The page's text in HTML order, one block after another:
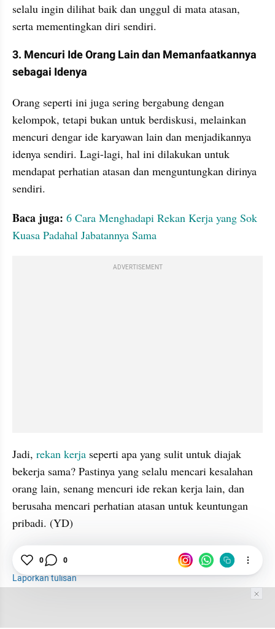
selalu ingin dilihat baik dan unggul di mata atasan,
serta mementingkan diri sendiri.
3. Mencuri Ide Orang Lain dan Memanfaatkannya
sebagai Idenya
Orang seperti ini juga sering bergabung dengan
kelompok, tetapi bukan untuk berdiskusi, melainkan
mencuri dengar ide karyawan lain dan menjadikannya
idenya sendiri. Lagi-lagi, hal ini dilakukan untuk
mendapat perhatian atasan dan menguntungkan dirinya
sendiri.
Baca juga: 6 Cara Menghadapi Rekan Kerja yang Sok
Kuasa Padahal Jabatannya Sama
ADVERTISEMENT
Jadi, rekan kerja seperti apa yang sulit untuk diajak
bekerja sama? Pastinya yang selalu mencari kesalahan
orang lain, senang mencuri ide rekan kerja lain, dan
berusaha mencari perhatian atasan untuk keuntungan
pribadi. (YD)
Kerja Pekerjaan
Laporkan tulisan
0 0